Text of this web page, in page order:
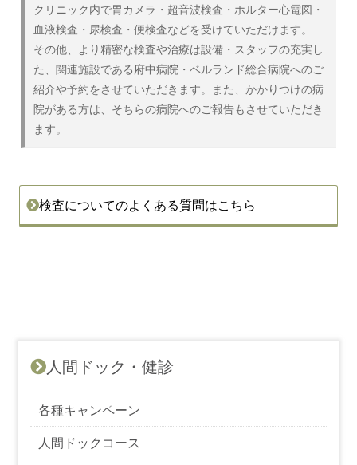
クリニック内で胃カメラ・超音波検査・ホルター心電図・
血液検査・尿検査・便検査などを受けていただけます。
その他、より精密な検査や治療は設備・スタッフの充実し
た、関連施設である府中病院・ベルランド総合病院へのご
紹介や予約をさせていただきます。また、かかりつけの病
院がある方は、そちらの病院へのご報告もさせていただき
ます。
検査についてのよくある質問はこちら
人間ドック・健診
各種キャンペーン
人間ドックコース